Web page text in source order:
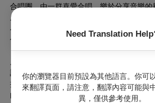
Need Translation
你的瀏覽器目前預設為其他語言。你可
來翻譯頁面，請注意，翻譯內容可能與
異，僅供參考使用。
合唱團，由一群喜愛合唱、樂於分享音樂
成，至今已近20載。20年的歲月是個不算
小小的合唱園地裡，也有著不少的經歷。直
作中，我們將要用歌聲來和大家分享故事。
《直聲亞樂》，起源於七年前的演出合
誼，並延續至今。唐天鳴老師於創立初期擔
揮，並帶領直締友聲發想了不同系列的音樂
的音樂主題。其曾帶領團隊錄製劉志明神父